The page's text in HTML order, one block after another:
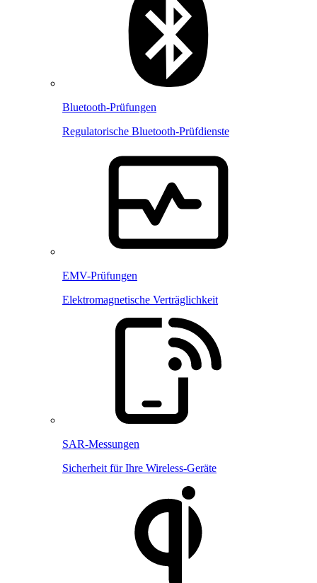
Bluetooth-Prüfungen
Regulatorische Bluetooth-Prüfdienste
EMV-Prüfungen
Elektromagnetische Verträglichkeit
SAR-Messungen
Sicherheit für Ihre Wireless-Geräte